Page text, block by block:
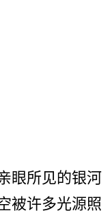
眼所见的银河
被许多光源­照